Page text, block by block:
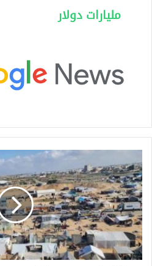
مليارات دولار
ز
ة
ع
ل
ى
م
و
ع